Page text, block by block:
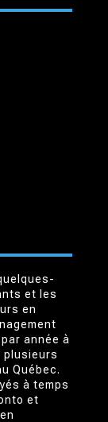
et les
en
année à
plusieurs
Québec.
à temps
et